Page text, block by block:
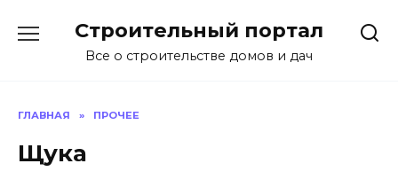
содержанию
Строительный портал
Все о строительстве домов и дач
ГЛАВНАЯ » ПРОЧЕЕ
Щука